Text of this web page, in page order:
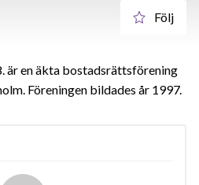
Följ
är en äkta bostadsrättsförening
Föreningen bildades år 1997